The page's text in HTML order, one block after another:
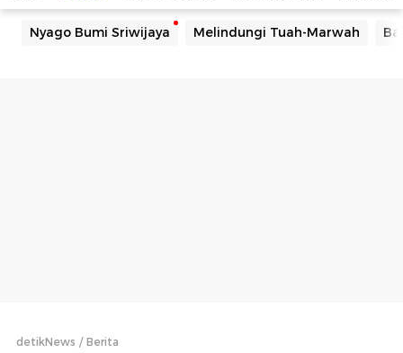
Nyago Bumi Sriwijaya Melindungi Tuah-Marwah
detikNews Berita